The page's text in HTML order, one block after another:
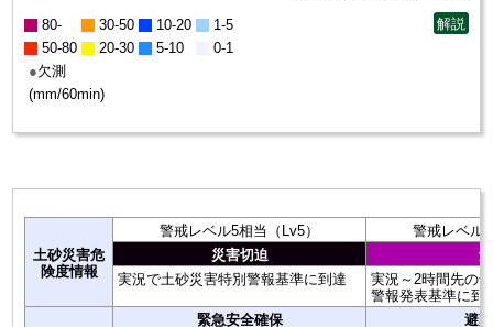
80- 30-50 10-20
1-5
50-80
20-30 5-10
0-1
欠測
(mm/60min)
解説
土砂災害危
険度情報
警戒レベル5相当（Lv5）
警戒レベル
災害切迫
実況で土砂災害特別警報基準に到達
実況～2時間先の
警報発表基準に到
緊急安全確保
避